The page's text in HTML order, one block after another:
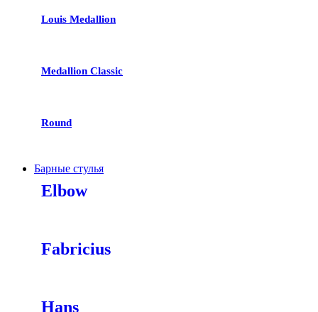
Louis Medallion
Medallion Classic
Round
Барные стулья
Elbow
Fabricius
Hans